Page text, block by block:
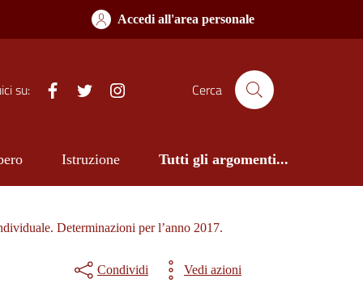
Accedi all'area personale
su: FacebookTwitter Cerca
Istruzione Tutti gli argomenti...
Determinazioni per l’anno 2017.
Condividi Vedi azioni